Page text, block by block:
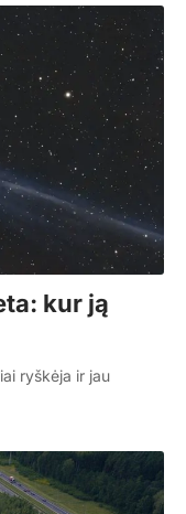
kur ją
ryškėja ir jau